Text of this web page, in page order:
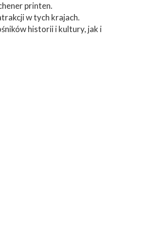
printen.
w tych krajach.
historii i kultury, jak i